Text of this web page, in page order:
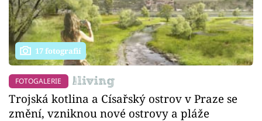
17 fotografií
FOTOGALERIE
Trojská kotlina a Císařský ostrov v Praze se
změní, vzniknou nové ostrovy a pláže